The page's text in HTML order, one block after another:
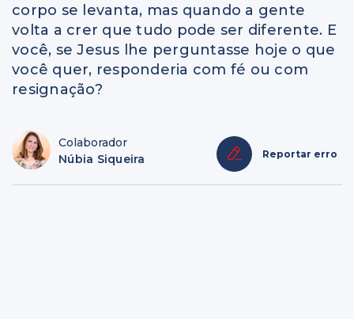
corpo se levanta, mas quando a gente
volta a crer que tudo pode ser diferente. E
você, se Jesus lhe perguntasse hoje o que
você quer, responderia com fé ou com
resignação?
Colaborador
Núbia Siqueira
Reportar erro